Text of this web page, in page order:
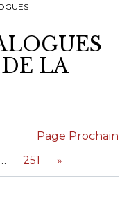
LA
251 »
Page Prochain